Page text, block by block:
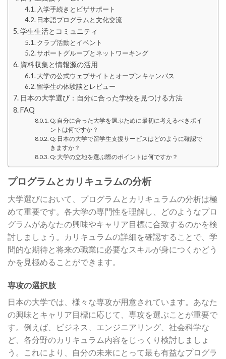
入学手続きとビザサポート
日本語プログラムと文化交流
学生生活とコミュニティ
クラブ活動とイベント
サポートグループとネットワーキング
資料収集と情報源の活用
大学の公式ウェブサイトとオープンキャンパス
留学生の体験談とレビュー
日本の大学選び：自分に合った学校を見つける方法
FAQ
Q: 自分に合った大学を選ぶために最初に考えるべきポイ
ントは何ですか？
Q: 日本の大学で留学生支援サービスはどのように確認で
きますか？
Q: 大学の立地を選ぶ際のポイントは何ですか？
プログラムとカリキュラムの分析
大学選びにおいて、プログラムとカリキュラムの分析は極
めて重要です。各大学の専門性を理解し、どのようなプロ
グラムがあなたの興味やキャリア目標に合致するのかを検
討しましょう。カリキュラムの詳細を確認することで、学
問的な期待と将来の職業に必要なスキルが身につくかどう
かを見極めることができます。
専攻の選択肢
日本の大学では、様々な専攻が用意されています。あなた
の興味とキャリア目標に応じて、専攻を選ぶことが重要で
す。例えば、ビジネス、エンジニアリング、社会科学な
ど、各分野のカリキュラム内容をじっくり検討しましょ
う。これにより、自分の未来にとって最も有益なプログラ